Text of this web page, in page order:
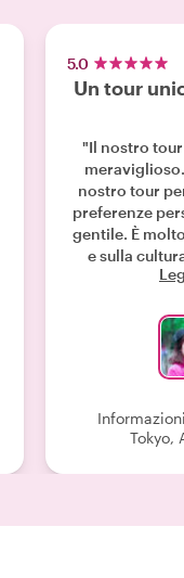
5.0
Un tour
"Il nostro
nostro tour
preferenze
gentile. È
e sulla
Tokyo,